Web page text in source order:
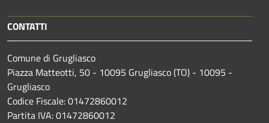
CONTATTI
Comune di Grugliasco
Piazza Matteotti, 50 - 10095 Grugliasco (TO) - 10095 -
Grugliasco
Codice Fiscale: 01472860012
Partita IVA: 01472860012